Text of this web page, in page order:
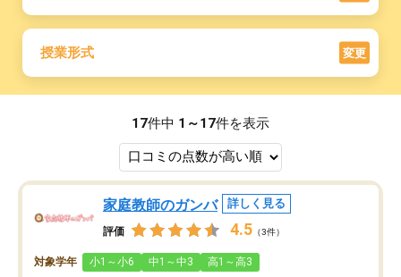
授業形式 変更
17件中 1～17件を表示
家庭教師のガンバ 詳しく見る
評価 4.5 （3件）
対象学年 小1～小6 中1～中3 高1～高3